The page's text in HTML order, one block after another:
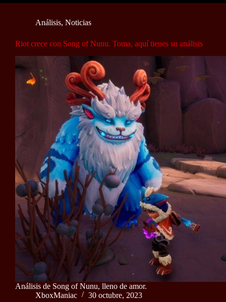
Análisis, Noticias
Riot crece con Song of Nunu. Toma, aquí tienes su análisis
Análisis de Song of Nunu, lleno de amor.
XboxManiac
30 octubre, 2023